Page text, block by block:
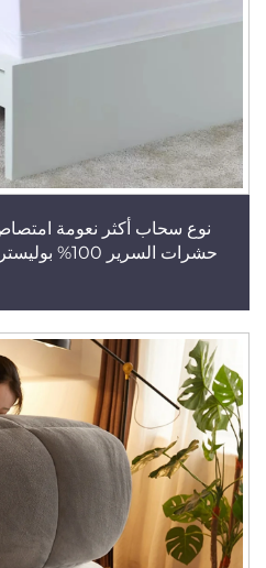
نوع سحاب أكثر نعومة
حشرات السرير 100% بوليستر غلاف مرتبة مقاوم للماء